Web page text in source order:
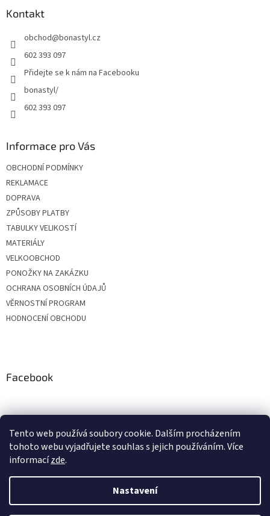
Tento web používá soubory cookie. Dalším procházením
tohoto webu vyjadřujete souhlas s jejich používáním. Více
informacízde.
Nastavení
Vážení zákazníci, z důvodu čerpání dovolených budou objednávky
přijaté v období od 20. do 24. července expedovány po 28. 7. Zároveň si
Kontakt
obchod@bonastyl.cz
602 393 097
Přidejte se k nám na Facebooku
bonastyl/
602 393 097
Informace pro Vás
OBCHODNÍ PODMÍNKY
REKLAMACE
DOPRAVA
ZPŮSOBY PLATBY
TABULKY VELIKOSTÍ
MATERIÁLY
VELKOOBCHOD
PONOŽKY NA ZAKÁZKU
OCHRANA OSOBNÍCH ÚDAJŮ
VĚRNOSTNÍ PROGRAM
HODNOCENÍ OBCHODU
Facebook
Vytvořil Shoptet